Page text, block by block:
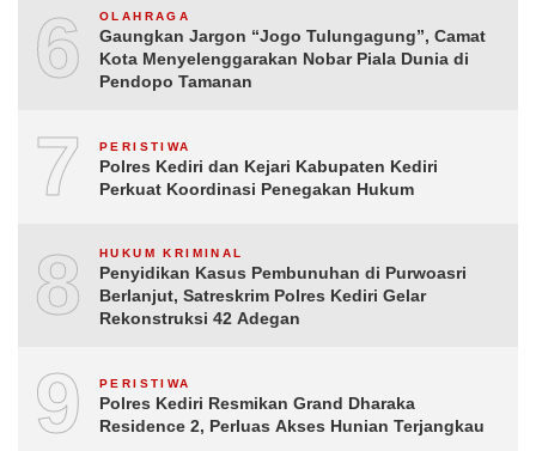
6 OLAHRAGA
Gaungkan Jargon “Jogo Tulungagung”, Camat
Kota Menyelenggarakan Nobar Piala Dunia di
Pendopo Tamanan
7 PERISTIWA
Polres Kediri dan Kejari Kabupaten Kediri
Perkuat Koordinasi Penegakan Hukum
8 HUKUM KRIMINAL
Penyidikan Kasus Pembunuhan di Purwoasri
Berlanjut, Satreskrim Polres Kediri Gelar
Rekonstruksi 42 Adegan
9 PERISTIWA
Polres Kediri Resmikan Grand Dharaka
Residence 2, Perluas Akses Hunian Terjangkau